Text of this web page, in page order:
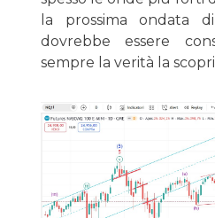
la prossima ondata
dovrebbe essere
sempre la verità la